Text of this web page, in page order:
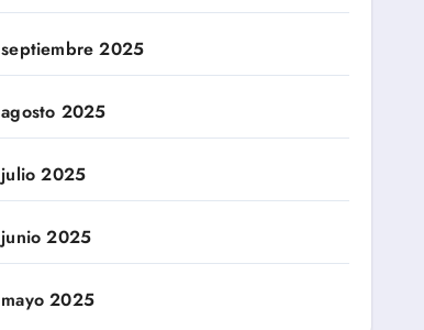
septiembre 2025
agosto 2025
julio 2025
junio 2025
mayo 2025